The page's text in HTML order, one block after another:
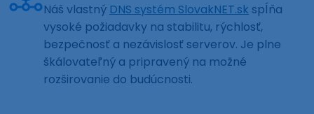
Náš vlastný DNS systém SlovakNET.sk spĺňa
vysoké požiadavky na stabilitu, rýchlosť,
bezpečnosť a nezávislosť serverov. Je plne
škálovateľný a pripravený na možné
rozširovanie do budúcnosti.